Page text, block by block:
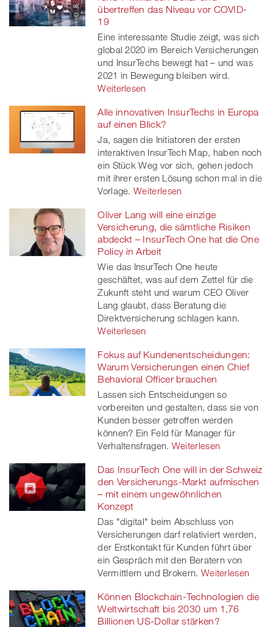
übertreffen das Niveau vor COVID-
19
Eine interessante Studie zeigt, was sich
global 2020 im Bereich Versicherungen
und InsurTechs bewegt hat – und was
2021 in Bewegung bleiben wird.
Weiterlesen
Alle innovativen InsurTechs in Europa
auf einen Blick?
Ja, sagen die Initiatoren der ersten
interaktiven InsurTech Map, haben noch
ein Stück Weg vor sich, gehen jedoch
mit ihrer ersten Lösung schon mal in die
Vorlage. Weiterlesen
Oliver Lang will eine einzige
Versicherung, die sämtliche Risiken
abdeckt – InsurTech One hat die One
Policy in Arbeit
Wie das InsurTech One heute
geschäftet, was auf dem Zettel für die
Zukunft steht und warum CEO Oliver
Lang glaubt, dass Beratung die
Direktversicherung schlagen kann.
Weiterlesen
Fokus auf Kundenentscheidungen:
Warum Versicherungen einen Chief
Behavioral Officer brauchen
Lassen sich Entscheidungen so
vorbereiten und gestalten, dass sie von
Kunden besser getroffen werden
können? Ein Feld für Manager für
Verhaltensfragen. Weiterlesen
Das InsurTech One will in der Schweiz
den Versicherungs-Markt aufmischen
– mit einem ungewöhnlichen
Konzept
Das "digital" beim Abschluss von
Versicherungen darf relativiert werden,
der Erstkontakt für Kunden führt über
ein Gespräch mit den Beratern von
Vermittlern und Brokern. Weiterlesen
Können Blockchain-Technologien die
Weltwirtschaft bis 2030 um 1,76
Billionen US-Dollar stärken?